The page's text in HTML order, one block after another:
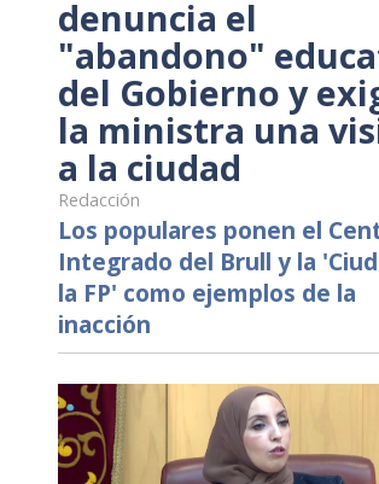
denuncia el
"abandono"
del Gobierno y
la ministra una
a la ciudad
Redacción
Los populares ponen el
Integrado del Brull y la
la FP' como ejemplos de la
inacción